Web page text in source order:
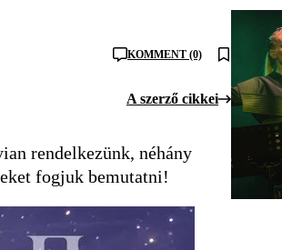
KOMMENT (0)
A szerző cikkei
rendelkezünk, néhány
fogjuk bemutatni!